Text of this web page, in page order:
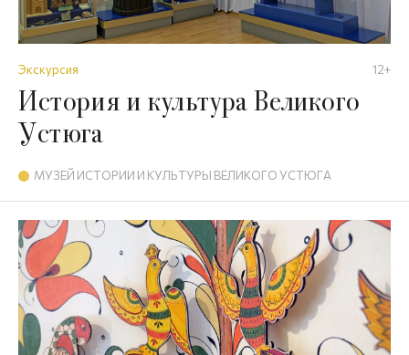
Экскурсия 12+
История и культура Великого
Устюга
МУЗЕЙ ИСТОРИИ И КУЛЬТУРЫ ВЕЛИКОГО УСТЮГА